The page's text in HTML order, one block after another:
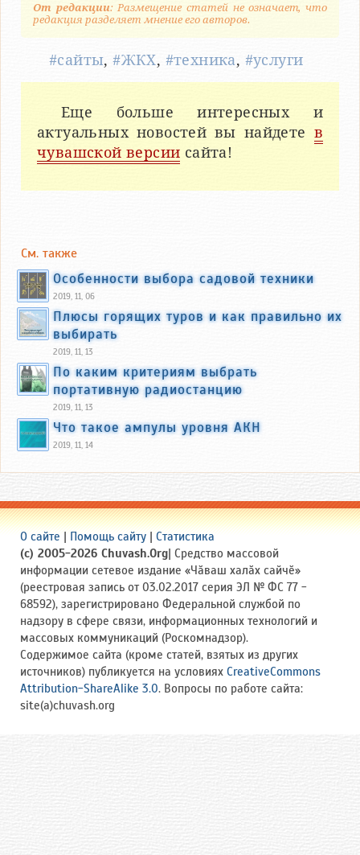
От редакции: Размещение статей не означает, что
редакция разделяет мнение его авторов.
#сайты,#ЖКХ, #техника, #услуги
Еще больше интересных и
актуальных новостей вы найдете в
чувашской версии сайта!
См. также
Особенности выбора садовой техники
2019, 11, 06
Плюсы горящих туров и как правильно их
выбирать
2019, 11, 13
По каким критериям выбрать
портативную радиостанцию
2019, 11, 13
Что такое ампулы уровня АКН
2019, 11, 14
О сайте | Помощь сайту | Статистика
(c) 2005-2026 Chuvash.Org| Средство массовой
информации сетевое издание «Чӑваш халӑх сайчӗ»
(реестровая запись от 03.02.2017 серия ЭЛ № ФС 77 -
68592), зарегистрировано Федеральной службой по
надзору в сфере связи, информационных технологий и
массовых коммуникаций (Роскомнадзор).
Содержимое сайта (кроме статей, взятых из других
источников) публикуется на условиях CreativeCommons
Attribution-ShareAlike 3.0. Вопросы по работе сайта:
site(a)chuvash.org